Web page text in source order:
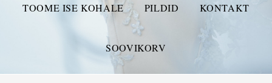
TOOME ISE KOHALE PILDID KONTAKT
SOOVIKORV